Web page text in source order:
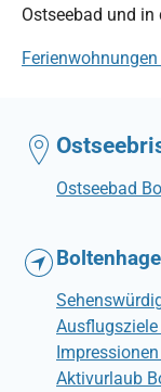
Ostseebad und in
Ostseebad
Aktivurlaub